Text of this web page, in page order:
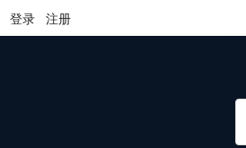
登录 注册